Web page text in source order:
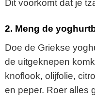
Dit voorkomt dat je
2. Meng de
Doe de Griekse
de uitgeknepen
knoflook, olijfolie,
en peper. Roer alles